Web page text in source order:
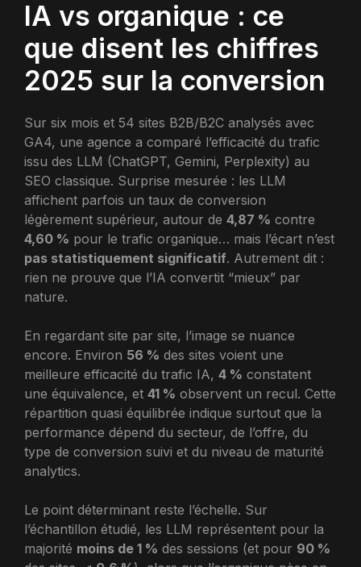
IA vs organique : ce
que disent les chiffres
2025 sur la conversion
Sur six mois et 54 sites B2B/B2C analysés avec
GA4, une agence a comparé l’efficacité du trafic
issu des LLM (ChatGPT, Gemini, Perplexity) au
SEO classique. Surprise mesurée : les LLM
affichent parfois un taux de conversion
légèrement supérieur, autour de 4,87 % contre
4,60 % pour le trafic organique… mais l’écart n’est
pas statistiquement significatif. Autrement dit :
rien ne prouve que l’IA convertit “mieux” par
nature.
En regardant site par site, l’image se nuance
encore. Environ 56 % des sites voient une
meilleure efficacité du trafic IA, 4 % constatent
une équivalence, et 41 % observent un recul. Cette
répartition quasi équilibrée indique surtout que la
performance dépend du secteur, de l’offre, du
type de conversion suivi et du niveau de maturité
analytics.
Le point déterminant reste l’échelle. Sur
l’échantillon étudié, les LLM représentent pour la
majorité moins de 1 % des sessions (et pour 90 %